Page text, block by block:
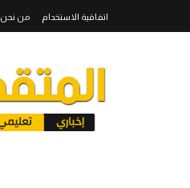
اتفاقية الاستخدام من نحن